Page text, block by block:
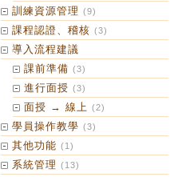
訓練資源管理 (9)
課程認證、稽核 (3)
導入流程建議
課前準備 (3)
進行面授 (3)
面授 → 線上 (2)
學員操作教學 (3)
其他功能 (1)
系統管理 (13)